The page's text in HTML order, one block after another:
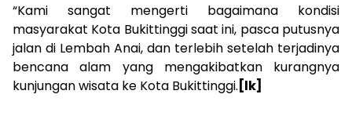
“Kami sangat mengerti bagaimana kondisi
masyarakat Kota Bukittinggi saat ini, pasca putusnya
jalan di Lembah Anai, dan terlebih setelah terjadinya
bencana alam yang mengakibatkan kurangnya
kunjungan wisata ke Kota Bukittinggi. [lk]